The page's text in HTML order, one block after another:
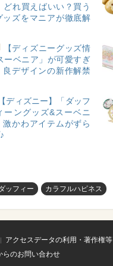
どれ買えばいい？買う
ッズをマニアが徹底解
【ディズニーグッズ情
ーベニア」が可愛すぎ
良デザインの新作解禁
【ディズニー】「ダッフ
ーングッズ&スーベニ
かわアイテムがずら
ッフィー カラフルハピネス
アクセスデータの利用・著作権等
らのお問い合わせ